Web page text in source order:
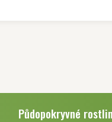
Půdopokryvné